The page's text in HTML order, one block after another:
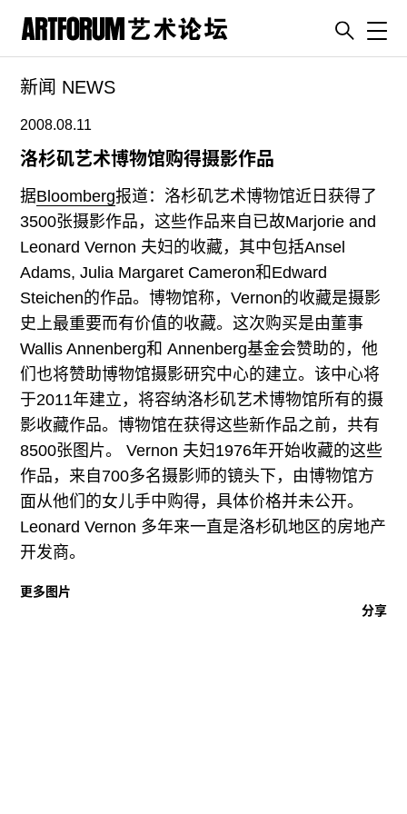
artguide
新闻
展评
杂志
专栏
视频
ENGLISH
ART & EDUCATION
广告
订阅
往期内容
联系我们
关注我们
新闻 NEWS
2008.08.11
洛杉矶艺术博物馆购得摄影作品
据Bloomberg报道：洛杉矶艺术博物馆近日获得了
3500张摄影作品，这些作品来自已故Marjorie and
Leonard Vernon 夫妇的收藏，其中包括Ansel
Adams, Julia Margaret Cameron和Edward
Steichen的作品。博物馆称，Vernon的收藏是摄影
史上最重要而有价值的收藏。这次购买是由董事
Wallis Annenberg和 Annenberg基金会赞助的，他
们也将赞助博物馆摄影研究中心的建立。该中心将
于2011年建立，将容纳洛杉矶艺术博物馆所有的摄
影收藏作品。博物馆在获得这些新作品之前，共有
8500张图片。 Vernon 夫妇1976年开始收藏的这些
作品，来自700多名摄影师的镜头下，由博物馆方
面从他们的女儿手中购得，具体价格并未公开。
Leonard Vernon 多年来一直是洛杉矶地区的房地产
开发商。
更多图片
分享